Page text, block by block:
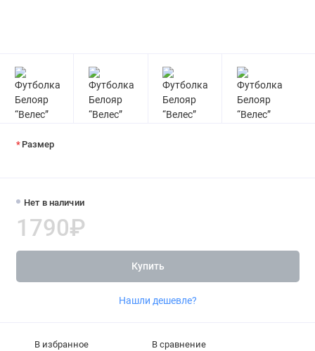
Нет в наличии
1790₽
Купить
Нашли дешевле?
В избранное В сравнение
Размер